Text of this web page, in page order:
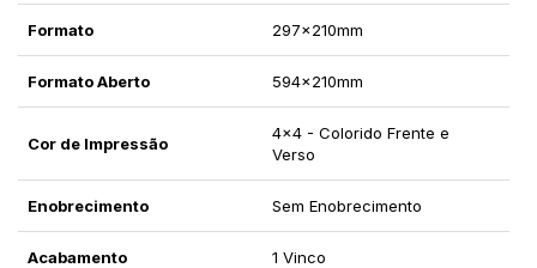
Formato 297x210mm
Formato Aberto 594x210mm
Cor de Impressão
4x4 - Colorido Frente e
Verso
Enobrecimento Sem Enobrecimento
Acabamento 1 Vinco